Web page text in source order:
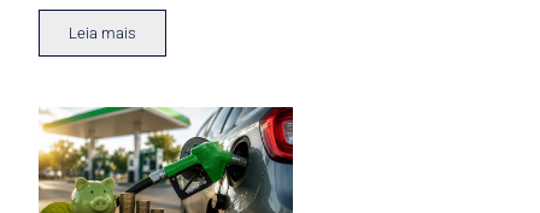
Leia mais